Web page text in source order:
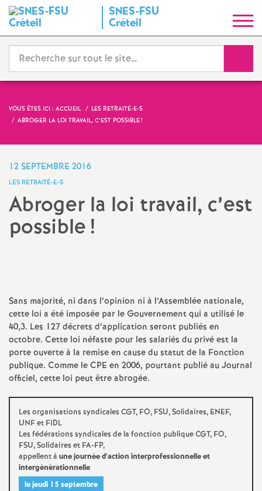
SNES-FSU
Créteil
y
n
i
a
a
t
i
o
n
a
l
VOUS ÊTES ICI : ACCUEIL
LES RETRAITÉ-E-S
ABROGER LA LOI TRAVAIL, C’EST POSSIBLE!
12 SEPTEMBRE 2016
LES RETRAITÉ-E-S
Abroger la loi travail, c’est
possible!
Sans majorité, ni dans l’opinion ni à l’Assemblée nationale,
cette loi a été imposée par le Gouvernement qui a utilisé le
40,3. Les 127 décrets d’application seront publiés en
octobre. Cette loi néfaste pour les salariés du privé est la
porte ouverte à la remise en cause du statut de la Fonction
publique. Comme leCPE en 2006, pourtant publié au Journal
officiel, cette loi peut être abrogée.
Les organisations syndicalesCGT, FO, FSU, Solidaires, ENEF,
UNFet FIDL
Les fédérations syndicales de la fonction publiqueCGT, FO,
FSU, Solidaires et FA-FP,
appellent à une journée d’action interprofessionnelle et
intergénérationnelle
le jeudi 15 septembre